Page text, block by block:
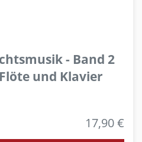
- Band 2
und Klavier
17,90 €